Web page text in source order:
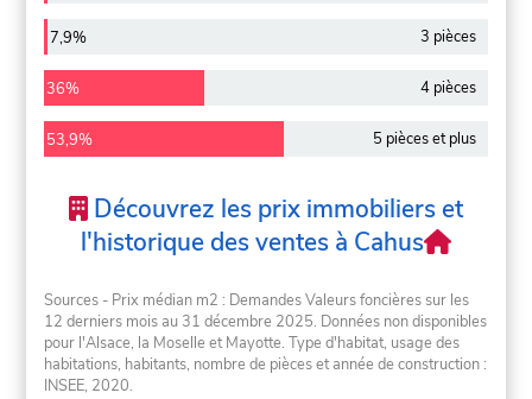
7,9% 3 pièces
36% 4 pièces
53,9% 5 pièces et plus
Découvrez les prix immobiliers et
l'historique des ventes à Cahus
Sources - Prix médian m2 : Demandes Valeurs foncières sur les
12 derniers mois au 31 décembre 2025. Données non disponibles
pour l'Alsace, la Moselle et Mayotte. Type d'habitat, usage des
habitations, habitants, nombre de pièces et année de construction :
INSEE, 2020.